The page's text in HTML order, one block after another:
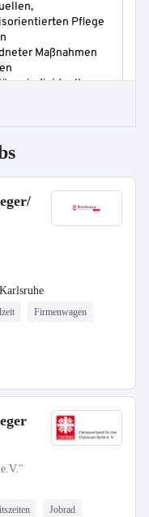
Firmenwagen
Jobrad